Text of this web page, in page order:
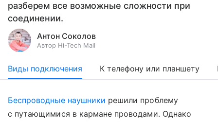
разберем все возможные сложности при
соединении.
Антон Соколов
Автор Hi-Tech Mail
Виды подключения К телефону или планшету
Беспроводные наушники решили проблему
с путающимися в кармане проводами. Однако